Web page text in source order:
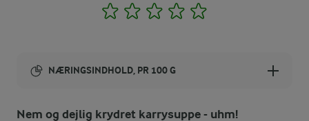
1 2 3 4
NÆRINGSINDHOLD, PR 100 G
Nem og dejlig krydret karrysuppe - uhm!